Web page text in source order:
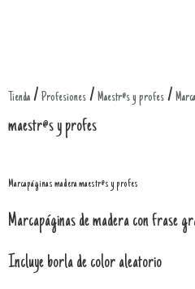
Tienda / Profesiones / Maestr@s y profes /
maestr@s y profes
Marcapáginas madera maestr@s y profes
Marcapáginas de madera con frase
Incluye borla de color aleatorio